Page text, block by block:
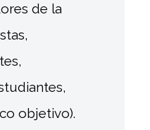
de la
objetivo).